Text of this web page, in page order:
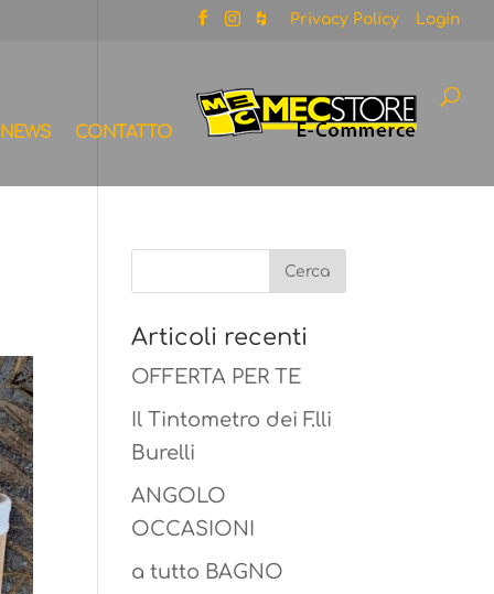
Privacy Policy Login
NEWS CONTATTO
Articoli recenti
OFFERTA PER TE
Il Tintometro dei F.lli
Burelli
ANGOLO
OCCASIONI
a tutto BAGNO